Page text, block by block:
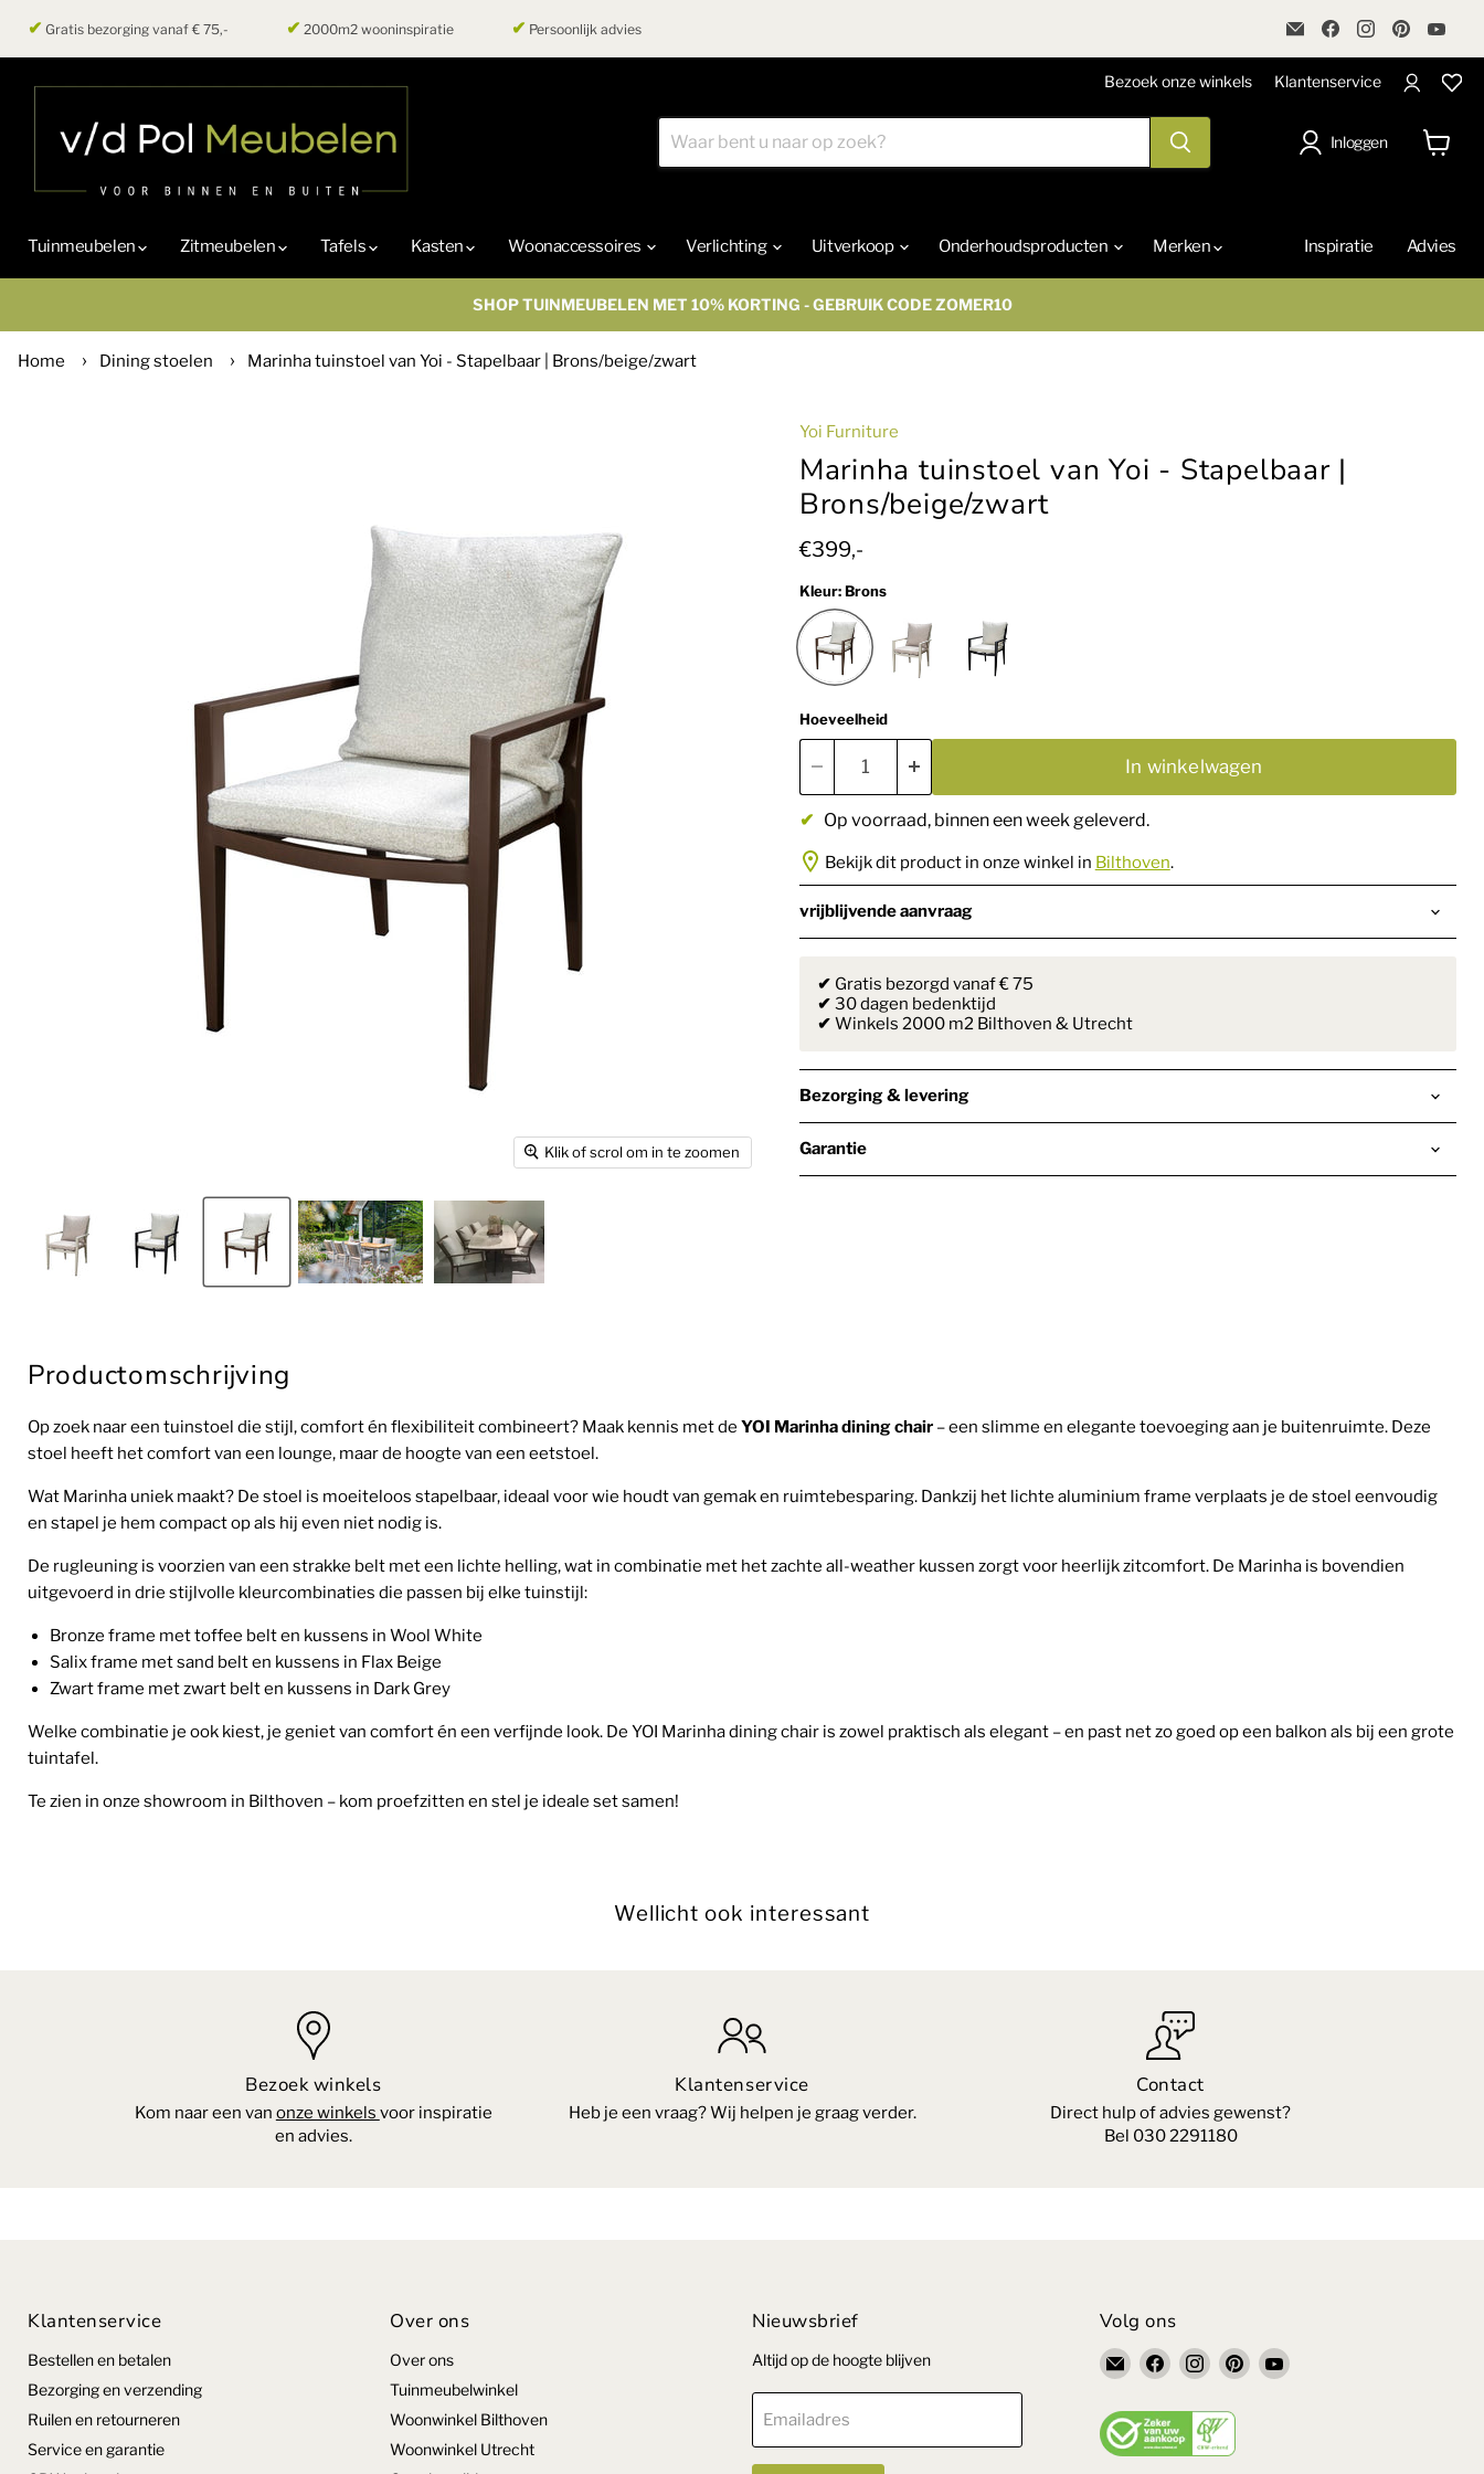
✔ Gratis bezorging vanaf € 75,- ✔ 2000m2 wooninspiratie ✔ Persoonlijk advies
Email
VandePolMeubelen
Vind
ons
op
Facebook
Vind
ons
op
Instagram
Vind
ons
op
Pinterest
op
Bezoek onze winkels Klantenservice
Inloggen
Tuinmeubelen Zitmeubelen Tafels Kasten Woonaccessoires Verlichting Uitverkoop Onderhoudsproducten Merken Inspiratie Advies
SHOP TUINMEUBELEN MET 10% KORTING - GEBRUIK CODE ZOMER10
Home Dining stoelen Marinha tuinstoel van Yoi - Stapelbaar | Brons/beige/zwart
Klik of scrol om in te zoomen
Yoi Furniture
Marinha tuinstoel van Yoi - Stapelbaar |
Brons/beige/zwart
Huidige prijs
€399,-
Kleur: Brons
Hoeveelheid
In winkelwagen
✔ Op voorraad, binnen een week geleverd.
Bekijk dit product in onze winkel in Bilthoven.
vrijblijvende aanvraag
✔ Gratis bezorgd vanaf € 75
✔ 30 dagen bedenktijd
✔ Winkels 2000 m2 Bilthoven & Utrecht
Bezorging & levering
Garantie
Productomschrijving
Op zoek naar een tuinstoel die stijl, comfort én flexibiliteit combineert? Maak kennis met de YOI Marinha dining chair – een slimme en elegante toevoeging aan je buitenruimte. Deze
stoel heeft het comfort van een lounge, maar de hoogte van een eetstoel.
Wat Marinha uniek maakt? De stoel is moeiteloos stapelbaar, ideaal voor wie houdt van gemak en ruimtebesparing. Dankzij het lichte aluminium frame verplaats je de stoel eenvoudig
en stapel je hem compact op als hij even niet nodig is.
De rugleuning is voorzien van een strakke belt met een lichte helling, wat in combinatie met het zachte all-weather kussen zorgt voor heerlijk zitcomfort. De Marinha is bovendien
uitgevoerd in drie stijlvolle kleurcombinaties die passen bij elke tuinstijl:
Bronze frame met toffee belt en kussens in Wool White
Salix frame met sand belt en kussens in Flax Beige
Zwart frame met zwart belt en kussens in Dark Grey
Welke combinatie je ook kiest, je geniet van comfort én een verfijnde look. De YOI Marinha dining chair is zowel praktisch als elegant – en past net zo goed op een balkon als bij een grote
tuintafel.
Te zien in onze showroom in Bilthoven – kom proefzitten en stel je ideale set samen!
Wellicht ook interessant
Bezoek winkels
Kom naar een van onze winkels voor inspiratie
en advies.
Klantenservice
Heb je een vraag? Wij helpen je graag verder.
Contact
Direct hulp of advies gewenst?
Bel 030 2291180
Klantenservice
Bestellen en betalen
Bezorging en verzending
Ruilen en retourneren
Service en garantie
Over ons
Over ons
Tuinmeubelwinkel
Woonwinkel Bilthoven
Woonwinkel Utrecht
Nieuwsbrief
Altijd op de hoogte blijven
Emailadres
Volg ons
Email
VandePolMeubelen
Vind
ons
op
Facebook
Vind
ons
op
Instagram
Vind
ons
Vind